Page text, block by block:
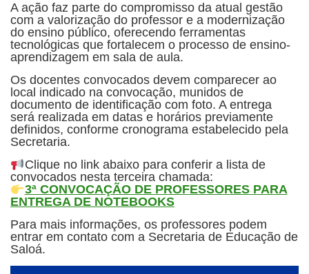
A ação faz parte do compromisso da atual gestão
com a valorização do professor e a modernização
do ensino público, oferecendo ferramentas
tecnológicas que fortalecem o processo de ensino-
aprendizagem em sala de aula.
Os docentes convocados devem comparecer ao
local indicado na convocação, munidos de
documento de identificação com foto. A entrega
será realizada em datas e horários previamente
definidos, conforme cronograma estabelecido pela
Secretaria.
Clique no link abaixo para conferir a lista de
convocados nesta terceira chamada:
3ª CONVOCAÇÃO DE PROFESSORES PARA
ENTREGA DE NOTEBOOKS
Para mais informações, os professores podem
entrar em contato com a Secretaria de Educação de
Saloá.